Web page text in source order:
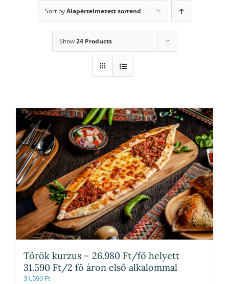
Sort byAlapértelmezett sorrend
Show24 Products
Török kurzus – 26.980 Ft/fő helyett
31.590 Ft/2 fő áron első alkalommal
31,590 Ft